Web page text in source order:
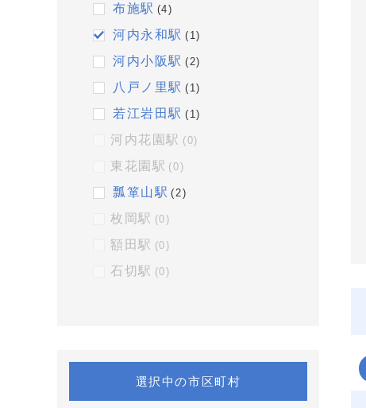
布施駅 (4)
河内永和駅 (1)
河内小阪駅 (2)
八戸ノ里駅 (1)
若江岩田駅 (1)
河内花園駅 (0)
東花園駅 (0)
瓢箪山駅 (2)
枚岡駅 (0)
額田駅 (0)
石切駅 (0)
選択中の市区町村